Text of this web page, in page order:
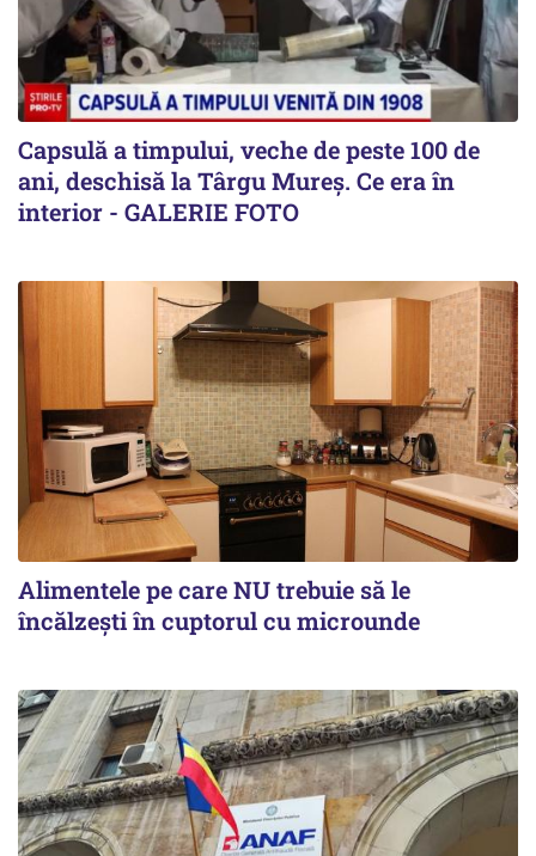
Capsulă a timpului, veche de peste 100 de
ani, deschisă la Târgu Mureș. Ce era în
interior - GALERIE FOTO
Alimentele pe care NU trebuie să le
încălzeşti în cuptorul cu microunde